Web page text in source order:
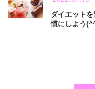
ダイエットを
慣にしよう